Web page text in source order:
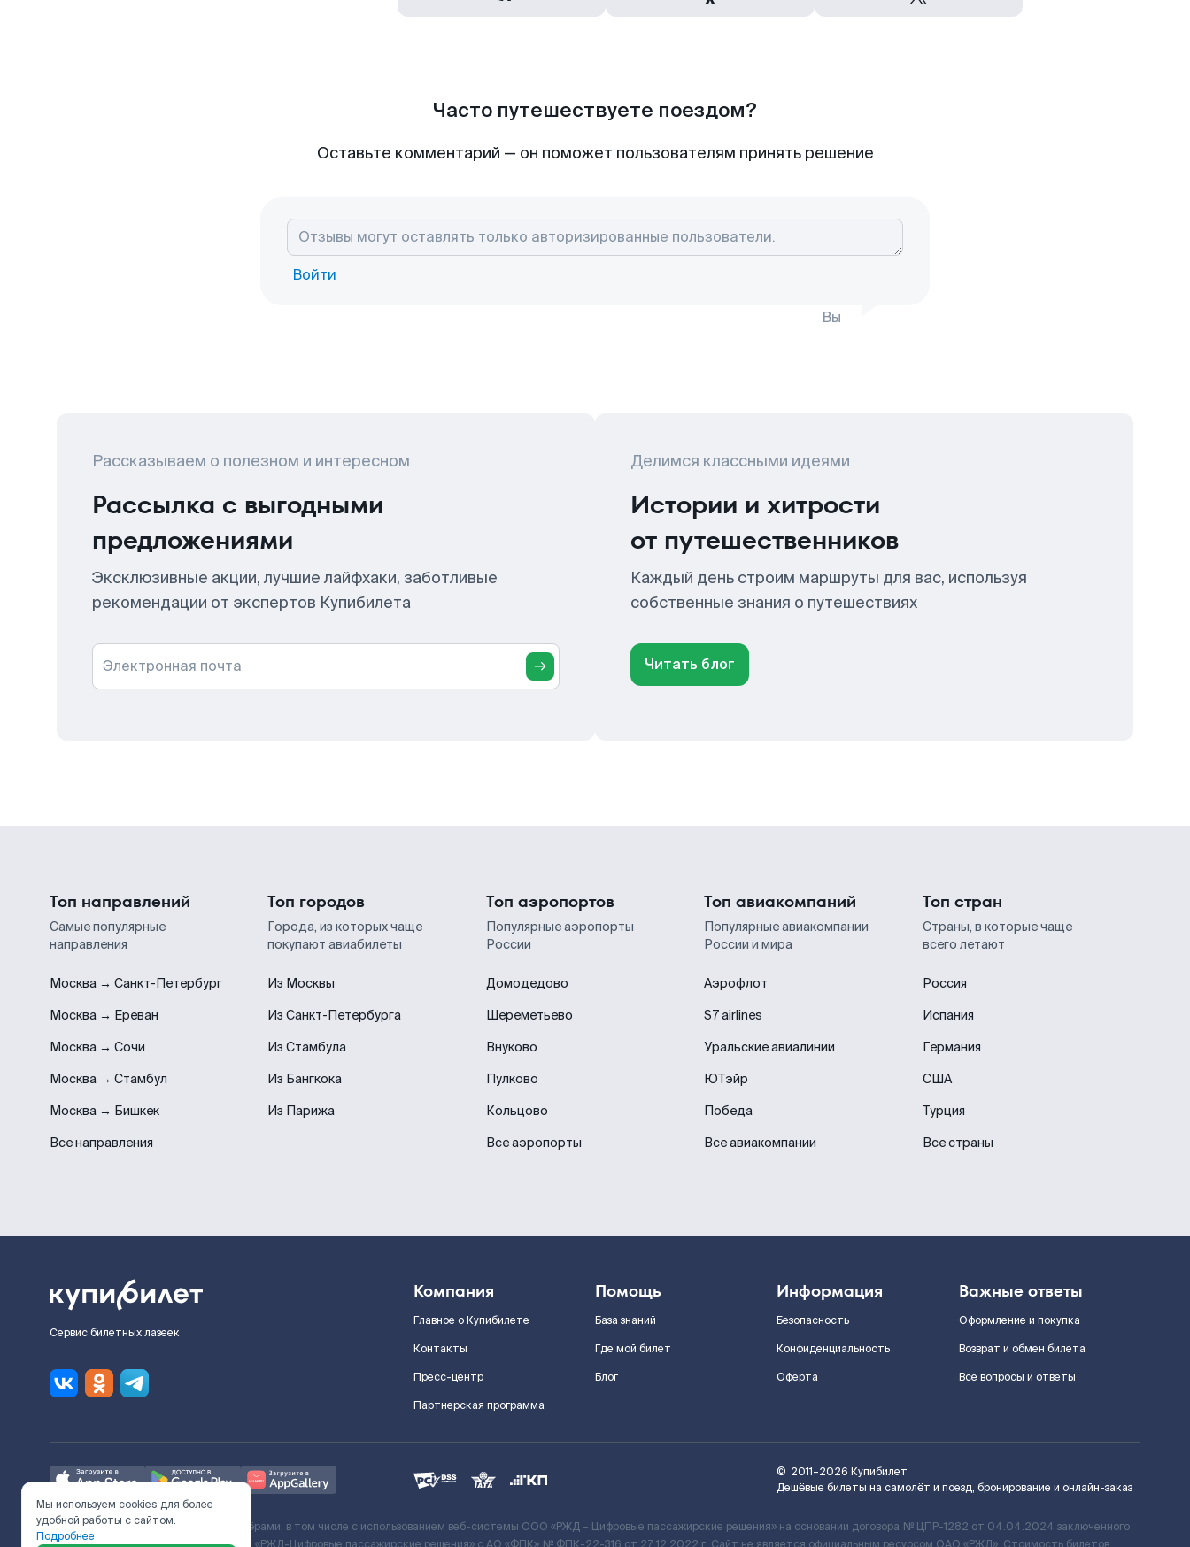
Часто путешествуете поездом?
Оставьте комментарий — он поможет пользователям принять решение
Войти
Вы
Рассказываем о полезном и интересном
Рассылка с выгодными
предложениями
Эксклюзивные акции, лучшие лайфхаки, заботливые
рекомендации от экспертов Купибилета
Электронная почта
Делимся классными идеями
Истории и хитрости
от путешественников
Каждый день строим маршруты для вас, используя
собственные знания о путешествиях
Читать блог
Топ направлений
Самые популярные
направления
Москва → Санкт-Петербург
Москва → Ереван
Москва → Сочи
Москва → Стамбул
Москва → Бишкек
Все направления
Топ городов
Города, из которых чаще
покупают авиабилеты
Из Москвы
Из Санкт-Петербурга
Из Стамбула
Из Бангкока
Из Парижа
Топ аэропортов
Популярные аэропорты
России
Домодедово
Шереметьево
Внуково
Пулково
Кольцово
Все аэропорты
Топ авиакомпаний
Популярные авиакомпании
России и мира
Аэрофлот
S7 airlines
Уральские авиалинии
ЮТэйр
Победа
Все авиакомпании
Топ стран
Страны, в которые чаще
всего летают
Россия
Испания
Германия
США
Турция
Все страны
Сервис билетных лазеек
Компания
Главное о Купибилете
Контакты
Пресс-центр
Партнерская программа
Помощь
База знаний
Где мой билет
Блог
Информация
Безопасность
Конфиденциальность
Оферта
Важные ответы
Оформление и покупка
Возврат и обмен билета
Все вопросы и ответы
© 2011–2026 Купибилет
Дешёвые билеты на самолёт и поезд, бронирование и онлайн-заказ
Ж/Д билеты предоставляются партнёрами, в том числе с использованием веб-системы ООО «РЖД – Цифровые пассажирские решения» на основании договора № ЦПР-1282 от 04.04.2024 заключенного
Мы используем cookies для более
удобной работы с сайтом.
Подробнее